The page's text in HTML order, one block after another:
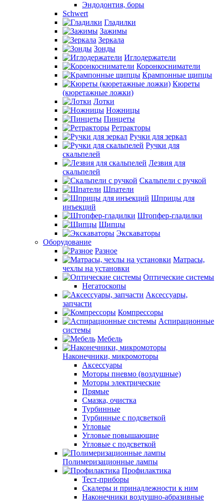
Эндодонтия, боры
Schwert
Гладилки
Зажимы
Зеркала
Зонды
Иглодержатели
Коронкосниматели
Крампонные щипцы
Кюреты
(кюретажные ложки)
Лотки
Ножницы
Пинцеты
Ретракторы
Ручки для зеркал
Ручки для
скальпелей
Лезвия для
скальпелей
Скальпели с ручкой
Шпатели
Шприцы для
инъекций
Штопфер-гладилки
Щипцы
Экскаваторы
Оборудование
Разное
Матрасы,
чехлы на установки
Оптические системы
Негатоскопы
Аксессуары,
запчасти
Компрессоры
Аспирационные
системы
Мебель
Наконечники, микромоторы
Аксессуары
Моторы пневмо (воздушные)
Моторы электрические
Прямые
Смазка, очистка
Турбинные
Турбинные с подсветкой
Угловые
Угловые повышающие
Угловые с подсветкой
Полимеризационные лампы
Профилактика
Тест-приборы
Скалеры и принадлежности к ним
Наконечники воздушно-абразивные